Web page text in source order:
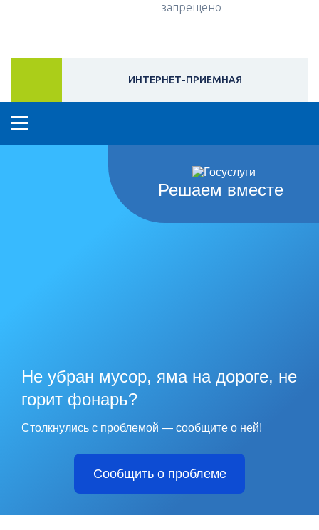
запрещено
ИНТЕРНЕТ-ПРИЕМНАЯ
Решаем вместе
Не убран мусор, яма на дороге, не
горит фонарь?
Столкнулись с проблемой — сообщите о ней!
Сообщить о проблеме